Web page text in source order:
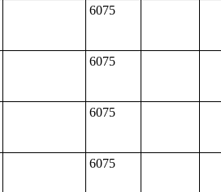
6075
6075
6075
6075